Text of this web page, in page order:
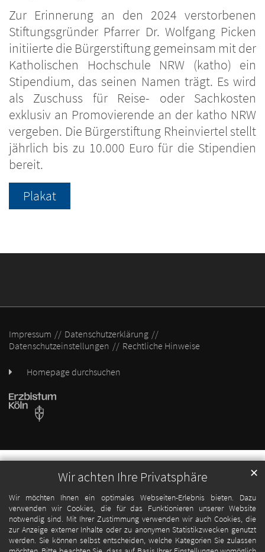
Wir achten Ihre Privatsphäre
Wir möchten Ihnen ein optimales Webseiten-Erlebnis bieten. Dazu
verwenden wir Cookies, die für das Funktionieren unserer Website
notwendig sind. Mit Ihrer Zustimmung verwenden wir auch Cookies, die
zur Anzeige externer Inhalte oder zu anonymen Statistikzwecken genutzt
werden. Sie können selbst entscheiden, welche Kategorien Sie zulassen
✕
Zur Erinnerung an den 2024 verstorbenen
Stiftungsgründer Pfarrer Dr. Wolfgang Picken
initiierte die Bürgerstiftung gemeinsam mit der
Katholischen Hochschule NRW (katho) ein
Stipendium, das seinen Namen trägt. Es wird
als Zuschuss für Reise- oder Sachkosten
exklusiv an Promovierende an der katho NRW
vergeben. Die Bürgerstiftung Rheinviertel stellt
jährlich bis zu 10.000 Euro für die Stipendien
bereit.
Plakat
Impressum
Datenschutzerklärung
Datenschutzeinstellungen
Rechtliche Hinweise
Homepage durchsuchen